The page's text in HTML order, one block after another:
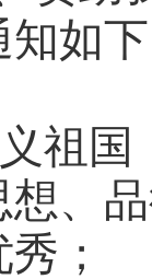
知如
祖
想、
；